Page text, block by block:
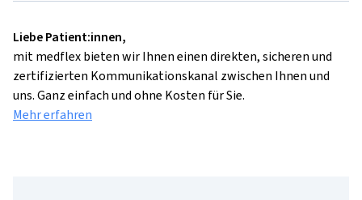
Liebe Patient:innen,
mit medflex bieten wir Ihnen einen direkten, sicheren und
zertifizierten Kommunikationskanal zwischen Ihnen und
uns. Ganz einfach und ohne Kosten für Sie.
Mehr erfahren